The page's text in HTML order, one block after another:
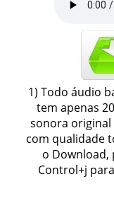
1) Todo áudio
tem apenas
sonora original
com qualidade
o Download,
Control+j